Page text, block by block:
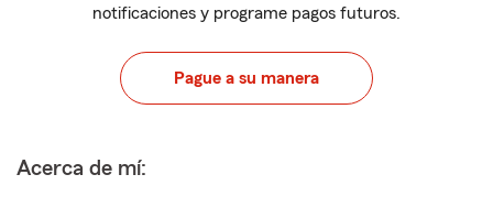
notificaciones y programe pagos futuros.
Pague a su manera
Acerca de mí: